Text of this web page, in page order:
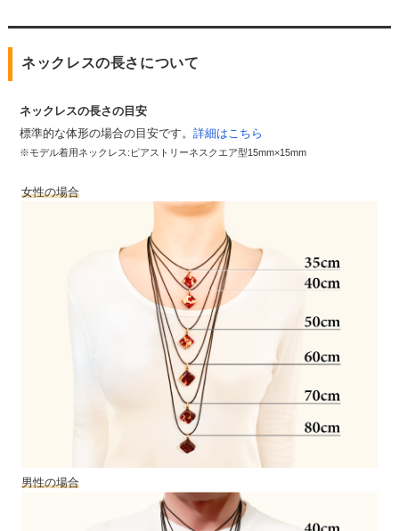
ネックレスの長さについて
ネックレスの長さの目安
標準的な体形の場合の目安です。 詳細はこちら
※モデル着用ネックレス:ピアストリーネスクエア型15mm×15mm
女性の場合
男性の場合